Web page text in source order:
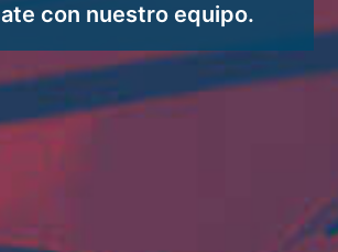
con nuestro equipo.